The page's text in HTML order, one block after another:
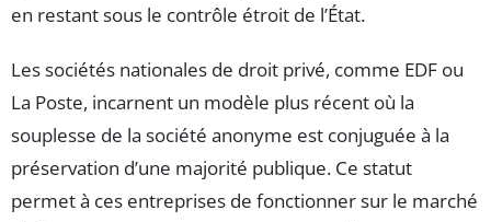
en restant sous le contrôle étroit de l’État.
Les sociétés nationales de droit privé, comme EDF ou
La Poste, incarnent un modèle plus récent où la
souplesse de la société anonyme est conjuguée à la
préservation d’une majorité publique. Ce statut
permet à ces entreprises de fonctionner sur le marché